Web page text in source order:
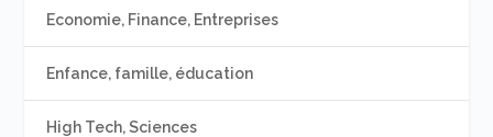
Economie, Finance, Entreprises
Enfance, famille, éducation
High Tech, Sciences